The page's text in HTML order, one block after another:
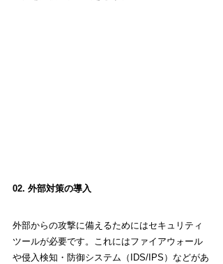
02. 外部対策の導入
外部からの攻撃に備えるためにはセキュリティ
ツールが必要です。これにはファイアウォール
や侵入検知・防御システム（IDS/IPS）などがあ